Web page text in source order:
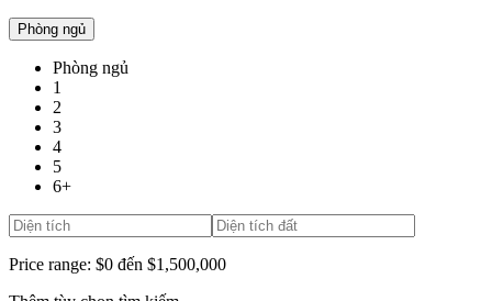
Phòng ngủ
Phòng ngủ
1
2
3
4
5
6+
Price range: $0 đến $1,500,000